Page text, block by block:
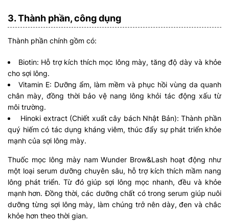
3. Thành phần, công dụng
Thành phần chính gồm có:
Biotin: Hỗ trợ kích thích mọc lông mày, tăng độ dày và khỏe
cho sợi lông.
Vitamin E: Dưỡng ẩm, làm mềm và phục hồi vùng da quanh
chân mày, đồng thời bảo vệ nang lông khỏi tác động xấu từ
môi trường.
Hinoki extract (Chiết xuất cây bách Nhật Bản): Thành phần
quý hiếm có tác dụng kháng viêm, thúc đẩy sự phát triển khỏe
mạnh của sợi lông mày.
Thuốc mọc lông mày nam Wunder Brow&Lash hoạt động như
một loại serum dưỡng chuyên sâu, hỗ trợ kích thích mầm nang
lông phát triển. Từ đó giúp sợi lông mọc nhanh, đều và khỏe
mạnh hơn. Đồng thời, các dưỡng chất có trong serum giúp nuôi
dưỡng từng sợi lông mày, làm chúng trở nên dày, đen và chắc
khỏe hơn theo thời gian.